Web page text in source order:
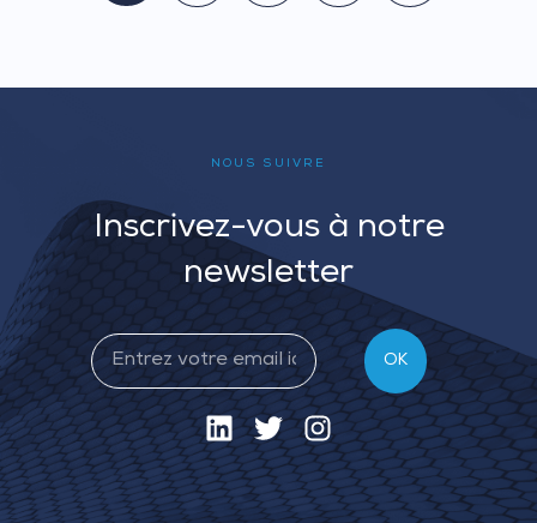
NOUS SUIVRE
Inscrivez-vous à notre
newsletter
OK